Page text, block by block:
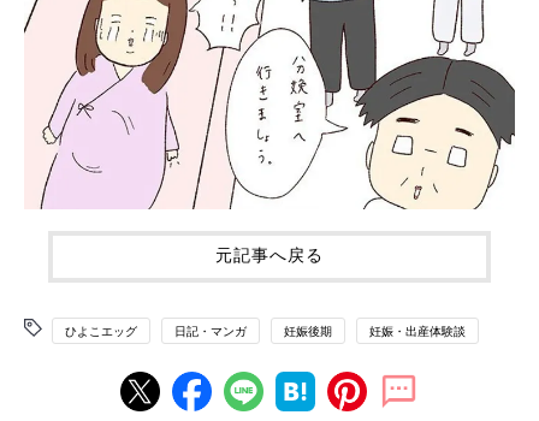
元記事へ戻る
ひよこエッグ 日記・マンガ 妊娠後期 妊娠・出産体験談